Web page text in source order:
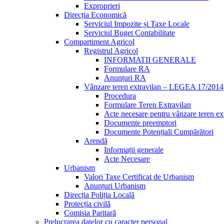
Exproprieri
Direcția Economică
Serviciul Impozite și Taxe Locale
Serviciul Buget Contabilitate
Compartiment Agricol
Registrul Agricol
INFORMATII GENERALE
Formulare RA
Anunțuri RA
Vânzare teren extravilan – LEGEA 17/2014
Procedura
Formulare Teren Extravilan
Acte necesare pentru vânzare teren
Documente preemptori
Documente Potențiali Cumpărători
Arendă
Informații generale
Acte Necesare
Urbanism
Valori Taxe Certificat de Urbanism
Anunțuri Urbanism
Direcția Poliția Locală
Protecția civilă
Comisia Paritară
Prelucrarea datelor cu caracter personal